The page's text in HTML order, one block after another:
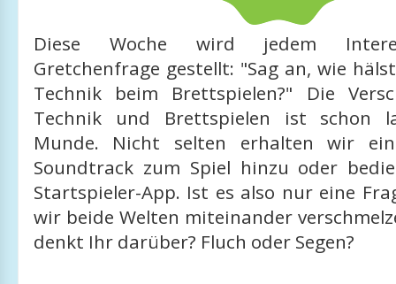
Diese Woche wird jedem
Gretchenfrage gestellt: "Sag an, wie
Technik beim Brettspielen?" Die
Technik und Brettspielen ist schon
Munde. Nicht selten erhalten wir
Soundtrack zum Spiel hinzu oder
Startspieler-App. Ist es also nur eine
wir beide Welten miteinander
denkt Ihr darüber? Fluch oder Segen?